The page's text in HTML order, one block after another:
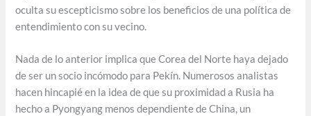
oculta su escepticismo sobre los beneficios de una política de
entendimiento con su vecino.
Nada de lo anterior implica que Corea del Norte haya dejado
de ser un socio incómodo para Pekín. Numerosos analistas
hacen hincapié en la idea de que su proximidad a Rusia ha
hecho a Pyongyang menos dependiente de China, un